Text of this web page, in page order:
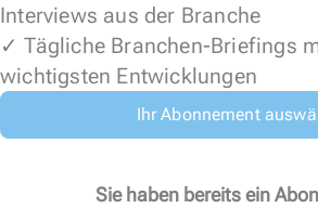
Interviews aus der Branche
✓ Tägliche Branchen-Briefings
wichtigsten Entwicklungen
Ihr Abonnement
Sie haben bereits ein